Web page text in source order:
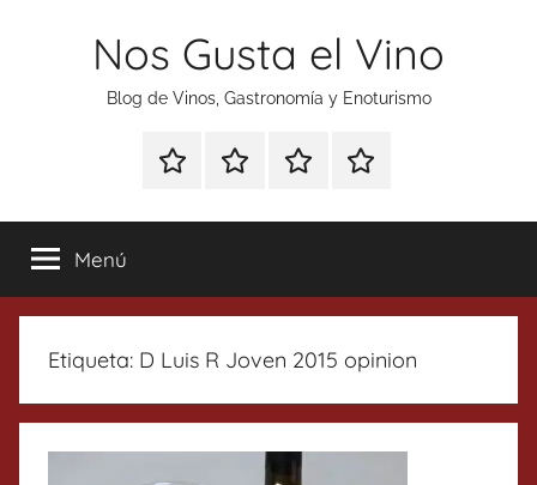
Nos Gusta el Vino
Blog de Vinos, Gastronomía y Enoturismo
Especial
Tonics
Enoturismo
Gastronomía
RankingContacto
Menú
Etiqueta: D Luis R Joven 2015 opinion